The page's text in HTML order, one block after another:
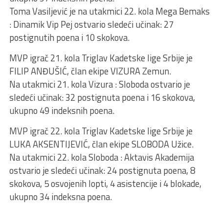
Toma Vasiljević je na utakmici 22. kola Mega Bemaks
: Dinamik Vip Pej ostvario sledeći učinak: 27
postignutih poena i 10 skokova.
MVP igrač 21. kola Triglav Kadetske lige Srbije je
FILIP ANĐUŠIĆ, član ekipe VIZURA Zemun.
Na utakmici 21. kola Vizura : Sloboda ostvario je
sledeći učinak: 32 postignuta poena i 16 skokova,
ukupno 49 indeksnih poena.
MVP igrač 22. kola Triglav Kadetske lige Srbije je
LUKA AKSENTIJEVIĆ, član ekipe SLOBODA Užice.
Na utakmici 22. kola Sloboda : Aktavis Akademija
ostvario je sledeći učinak: 24 postignuta poena, 8
skokova, 5 osvojenih lopti, 4 asistencije i 4 blokade,
ukupno 34 indeksna poena.